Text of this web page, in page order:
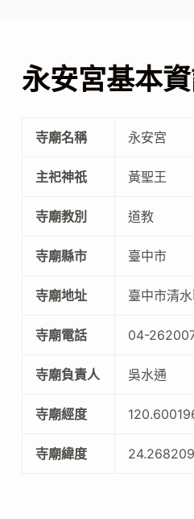
永安宮基本
寺廟名稱 永安宮
主祀神祇 黃聖王
寺廟教別 道教
寺廟縣市 臺中市
寺廟地址 臺中市清
寺廟電話 04-
寺廟負責人 吳水通
寺廟經度
寺廟緯度